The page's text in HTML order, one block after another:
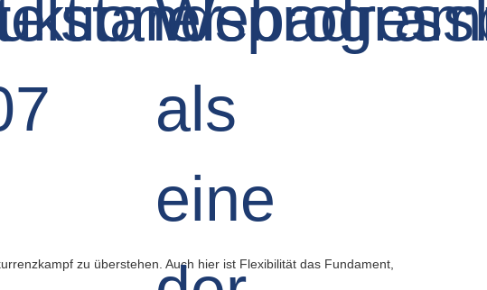
zu überstehen. Auch hier ist Flexibilität das Fundament,